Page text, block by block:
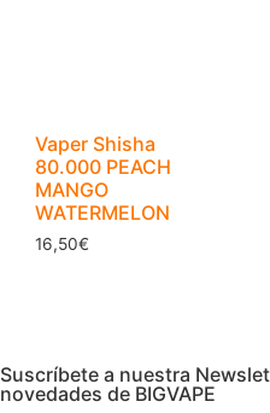
Vaper Shisha
80.000 PEACH
MANGO
WATERMELON
16,50€
Suscríbete a nuestra
novedades de BIGVAPE